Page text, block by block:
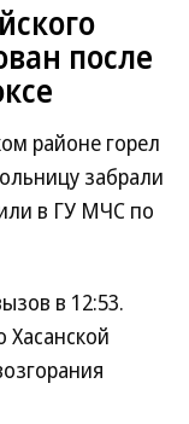
после
районе горел
забрали
в ГУ МЧС по
в 12:53.
Хасанской